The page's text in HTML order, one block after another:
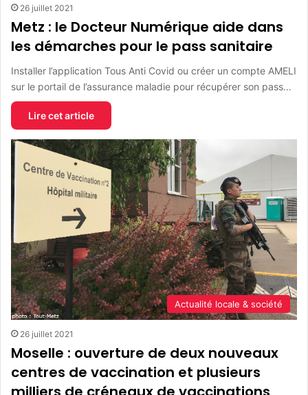
26 juillet 2021
Metz : le Docteur Numérique aide dans
les démarches pour le pass sanitaire
Installer l’application Tous Anti Covid ou créer un compte AMELI
sur le portail de l’assurance maladie pour récupérer son pass…
Lire cet article
Actualité locale & société
26 juillet 2021
Moselle : ouverture de deux nouveaux
centres de vaccination et plusieurs